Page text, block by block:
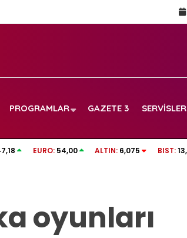
PROGRAMLAR GAZETE 3 SERVISLER
Como Gölü’nde evlendi: Dava
EURO: 54,00 ALTIN: 6,075 BIST:
oyunları